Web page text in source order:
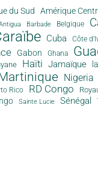
du Sud Amérique
Barbade Belgique
Cuba Côte
Gabon Ghana
Haïti Jamaïque
Nigeria
Rico RD Congo
Sainte Lucie Sénégal